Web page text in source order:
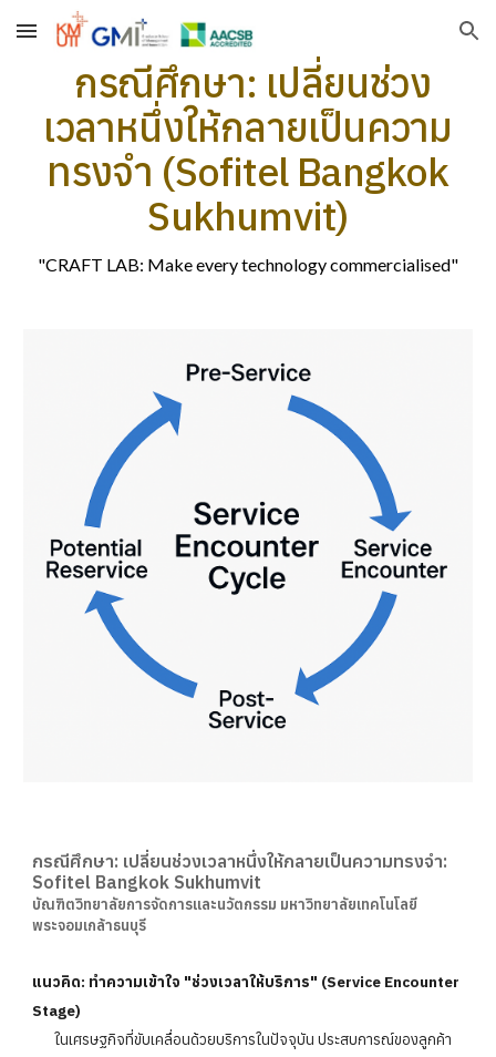
Skip to main content Skip to navigation
กรณีศึกษา: เปลี่ยนช่วง
เวลาหนึ่งให้กลายเป็นความ
ทรงจำ (Sofitel Bangkok
Sukhumvit)
"CRAFT LAB: Make every technology commercialised"
กรณีศึกษา: เปลี่ยนช่วงเวลาหนึ่งให้กลายเป็นความทรงจำ:
Sofitel Bangkok Sukhumvit
บัณฑิตวิทยาลัยการจัดการและนวัตกรรม มหาวิทยาลัยเทคโนโลยี
พระจอมเกล้าธนบุรี
แนวคิด: ทำความเข้าใจ "ช่วงเวลาให้บริการ" (Service Encounter
Stage)
ในเศรษฐกิจที่ขับเคลื่อนด้วยบริการในปัจจุบัน ประสบการณ์ของลูกค้า